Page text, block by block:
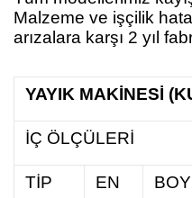
Malzeme ve işçilik
arızalara karşı 2 yıl
YAYIK MAKİNESİ
İÇ ÖLÇÜLERİ
TİP EN BOY